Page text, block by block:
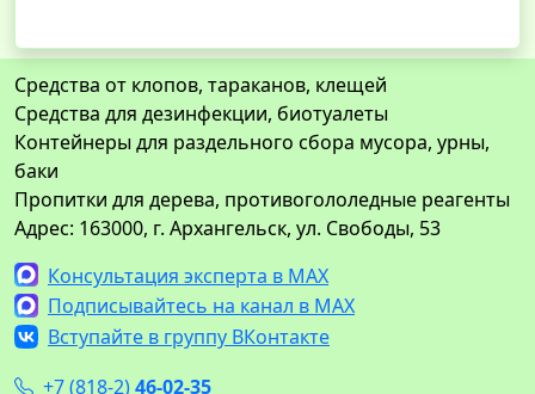
Средства от клопов, тараканов, клещей
Средства для дезинфекции, биотуалеты
Контейнеры для раздельного сбора мусора, урны,
баки
Пропитки для дерева, противогололедные реагенты
Адрес: 163000, г. Архангельск, ул. Свободы, 53
Консультация эксперта в MAX
Подписывайтесь на канал в MAX
Вступайте в группу ВКонтакте
+7 (818-2)46-02-35